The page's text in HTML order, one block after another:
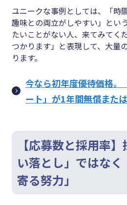
ユニークな事例としては、「時
趣味との両立がしやすい」とい
たいことがない人、来てみてく
つかります」と表現して、大量
ります。
今なら初年度優待価格。
ート」が1年間無償または
【応募数と採用率
い落とし」ではな
寄る努力」